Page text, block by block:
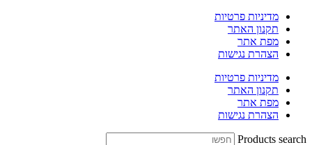
מדיניות פרטיות
תקנון האתר
מפת אתר
הצהרת נגישות
מדיניות פרטיות
תקנון האתר
מפת אתר
הצהרת נגישות
Products search